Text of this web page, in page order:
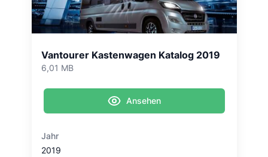
Vantourer Kastenwagen Katalog 2019
6,01 MB
Ansehen
Jahr
2019